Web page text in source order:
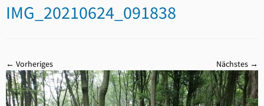
IMG_20210624_091838
← Vorheriges Nächstes →